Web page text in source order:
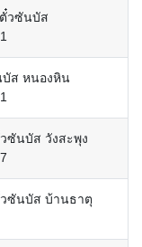
วซันบัส
ส หนองหิน
ซันบัส วังสะพุง
ซันบัส บ้านธาตุ